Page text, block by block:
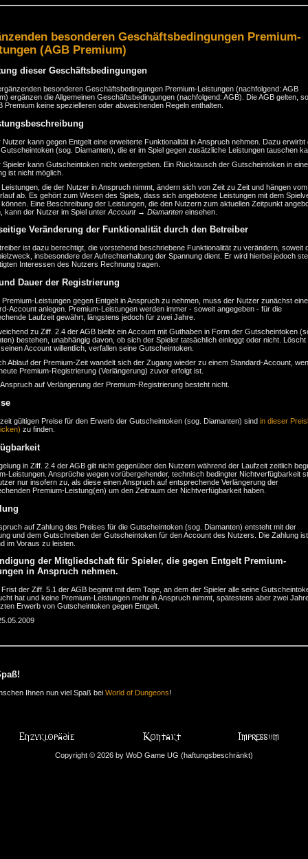
besonderen Geschäftsbedingungen Premium-
(AGB Premium)
dieser Geschäftsbedingungen
besonderen Geschäftsbedingungen Premium-Leistungen (nachfolgend: AGB
ergänzen die Allgemeinen Geschäftsbedingungen (nachfolgend: AGB). Die AGB gelten,
Premium keine spezielleren oder abweichenden Regeln enthalten.
Nutzer kann gegen Entgelt eine erweiterte Funktionalität in Anspruch nehmen. Dazu erwirbt
(sog. Diamanten), die er im Spiel gegen zusätzliche Leistungen tauschen
Spieler kann Gutscheintoken nicht weitergeben. Ein Rücktausch der Gutscheintoken in
ist nicht möglich.
Leistungen, die der Nutzer in Anspruch nimmt, ändern sich von Zeit zu Zeit und hängen vom
ab. Es gehört zum Wesen des Spiels, dass sich angebotene Leistungen mit dem
Eine Beschreibung der Leistungen, die den Nutzern zum aktuellen Zeitpunkt
kann der Nutzer im Spiel unter Account → Diamanten einsehen.
Veränderung der Funktionalität durch den Betreiber
ist dazu berechtigt, die vorstehend beschriebene Funktionalität zu verändern, soweit
insbesondere der Aufrechterhaltung der Spannung dient. Er wird hierbei jedoch
Interessen des Nutzers Rechnung tragen.
Dauer der Registrierung
Premium-Leistungen gegen Entgelt in Anspruch zu nehmen, muss der Nutzer zunächst
Account anlegen. Premium-Leistungen werden immer - soweit angegeben - für die
Laufzeit gewährt, längstens jedoch für zwei Jahre.
zu Ziff. 2.4 der AGB bleibt ein Account mit Guthaben in Form der Gutscheintoken
bestehen, unabhängig davon, ob sich der Spieler tatsächlich einloggt oder nicht. Löscht
Account willentlich, verfallen seine Gutscheintoken.
Ablauf der Premium-Zeit wandelt sich der Zugang wieder zu einem Standard-Account,
Premium-Registrierung (Verlängerung) zuvor erfolgt ist.
auf Verlängerung der Premium-Registrierung besteht nicht.
gültigen Preise für den Erwerb der Gutscheintoken (sog. Diamanten) sind in dieser
zu finden.
in Ziff. 2.4 der AGB gilt nicht gegenüber den Nutzern während der Laufzeit zeitlich
Leistungen. Ansprüche wegen vorübergehender, technisch bedingter Nichtverfügbarkeit
nur insofern zu, als diese einen Anspruch auf entsprechende Verlängerung der
Premium-Leistung(en) um den Zeitraum der Nichtverfügbarkeit haben.
auf Zahlung des Preises für die Gutscheintoken (sog. Diamanten) entsteht mit der
und dem Gutschreiben der Gutscheintoken für den Account des Nutzers. Die Zahlung
im Voraus zu leisten.
der Mitgliedschaft für Spieler, die gegen Entgelt Premium-
in Anspruch nehmen.
der Ziff. 5.1 der AGB beginnt mit dem Tage, an dem der Spieler alle seine
hat und keine Premium-Leistungen mehr in Anspruch nimmt, spätestens aber zwei
Erwerb von Gutscheintoken gegen Entgelt.
Ihnen nun viel Spaß bei World of Dungeons!
Copyright © 2026 by WoD Game UG (haftungsbeschränkt)